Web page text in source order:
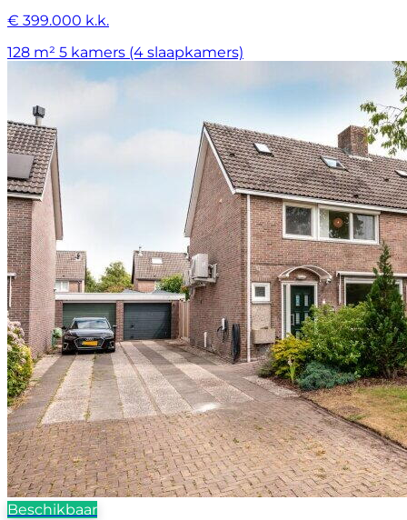
€ 399.000 k.k.
128 m² 5 kamers (4 slaapkamers)
Beschikbaar